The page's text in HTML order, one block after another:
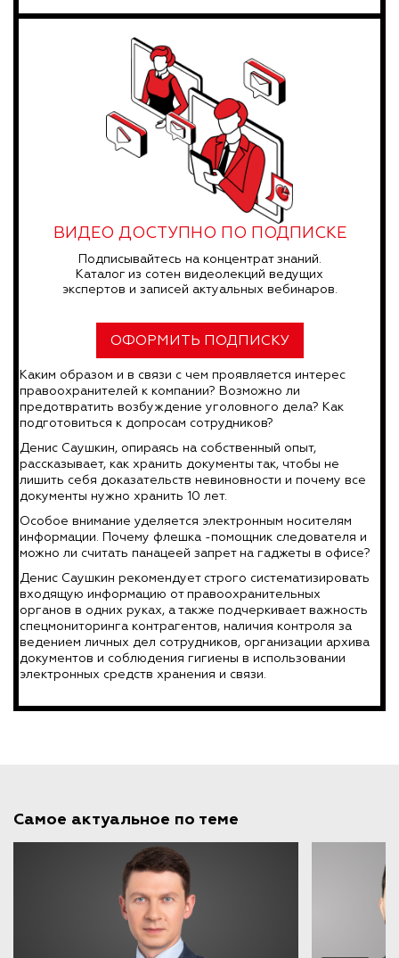
ВИДЕО ДОСТУПНО ПО ПОДПИСКЕ
Подписывайтесь на концентрат знаний.
Каталог из сотен видеолекций ведущих
экспертов и записей актуальных вебинаров.
ОФОРМИТЬ ПОДПИСКУ
Каким образом и в связи с чем проявляется интерес
правоохранителей к компании? Возможно ли
предотвратить возбуждение уголовного дела? Как
подготовиться к допросам сотрудников?
Денис Саушкин, опираясь на собственный опыт,
рассказывает, как хранить документы так, чтобы не
лишить себя доказательств невиновности и почему все
документы нужно хранить 10 лет.
Особое внимание уделяется электронным носителям
информации. Почему флешка -помощник следователя и
можно ли считать панацеей запрет на гаджеты в офисе?
Денис Саушкин рекомендует строго систематизировать
входящую информацию от правоохранительных
органов в одних руках, а также подчеркивает важность
спецмониторинга контрагентов, наличия контроля за
ведением личных дел сотрудников, организации архива
документов и соблюдения гигиены в использовании
электронных средств хранения и связи.
Самое актуальное по теме